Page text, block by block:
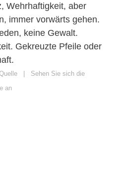
Wehrhaftigkeit, aber
immer vorwärts gehen.
keine Gewalt.
Gekreuzte Pfeile oder
| Sehen Sie sich die
an